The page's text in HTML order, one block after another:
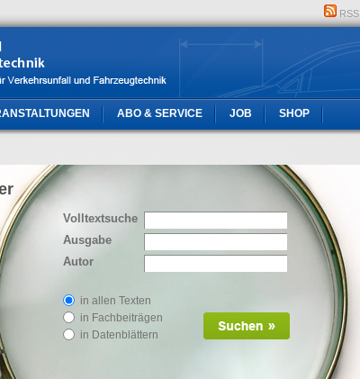
RSS
ABO & SERVICE JOB SHOP
Volltextsuche
Ausgabe
Autor
in allen Texten
in Fachbeiträgen
in Datenblättern